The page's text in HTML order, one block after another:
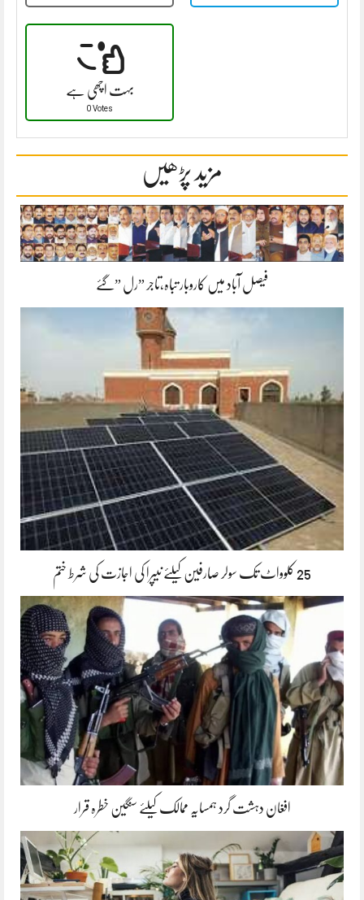
بہت اچھی ہے
0 Votes
مزید پڑھیں
فیصل آباد میں کاروبار تباہ،تاجر ”رل ”گئے
25 کلوواٹ تک سولر صارفین کیلئے نیپرا کی اجازت کی شرط ختم
افغان دہشت گرد ہمسایہ ممالک کیلئے سنگین خطرہ قرار